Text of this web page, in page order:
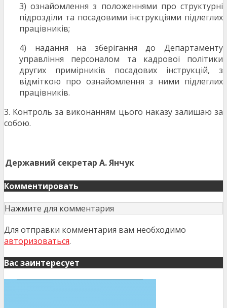
3) ознайомлення з положеннями про структурні
підрозділи та посадовими інструкціями підлеглих
працівників;
4) надання на зберігання до Департаменту
управління персоналом та кадрової політики
других примірників посадових інструкцій, з
відміткою про ознайомлення з ними підлеглих
працівників.
3. Контроль за виконанням цього наказу залишаю за
собою.
Державний секретар А. Янчук
Комментировать
Нажмите для комментария
Для отправки комментария вам необходимо
авторизоваться.
Вас заинтересует